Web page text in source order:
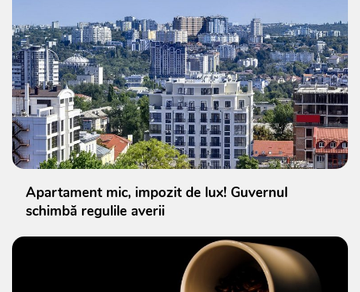
Apartament mic, impozit de lux! Guvernul
schimbă regulile averii